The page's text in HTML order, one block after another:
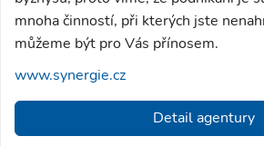
mnoha činností, při kterých jste
můžeme být pro Vás přínosem.
www.synergie.cz
Detail agentury